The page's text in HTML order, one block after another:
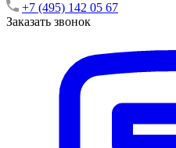
+7 (495) 142 05 67
Заказать звонок